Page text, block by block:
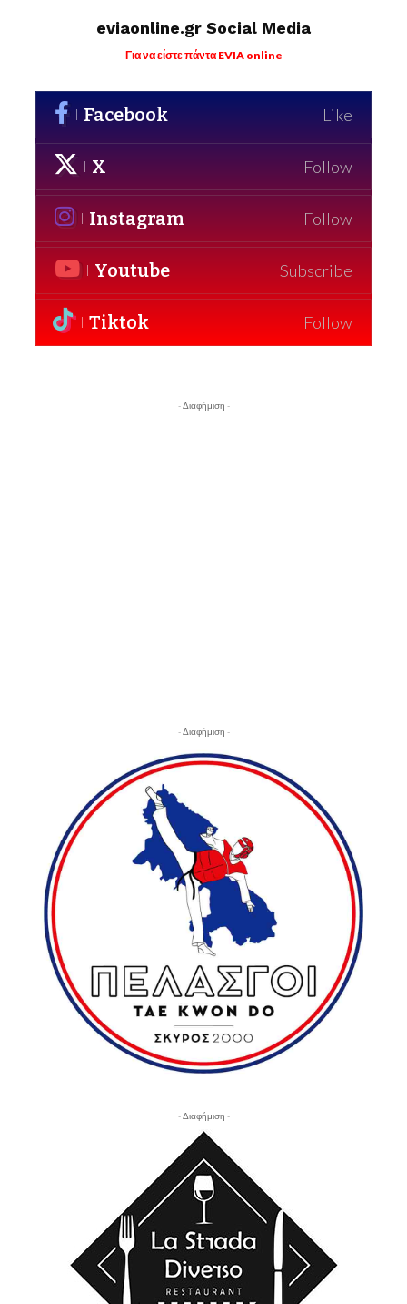
eviaonline.gr Social Media
Για να είστε πάντα EVIA online
Facebook Like
X Follow
Instagram Follow
Youtube Subscribe
Tiktok Follow
- Διαφήμιση -
- Διαφήμιση -
- Διαφήμιση -